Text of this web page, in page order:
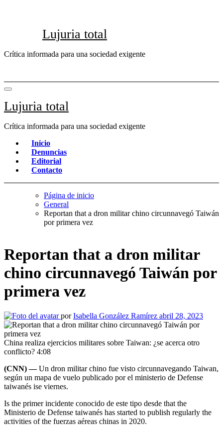
Lujuria total
Crítica informada para una sociedad exigente
Lujuria total
Crítica informada para una sociedad exigente
Inicio
Denuncias
Editorial
Contacto
Página de inicio
General
Reportan that a dron militar chino circunnavegó Taiwán
por primera vez
Reportan that a dron militar
chino circunnavegó Taiwán por
primera vez
porIsabella González Ramírez abril 28, 2023
China realiza ejercicios militares sobre Taiwan: ¿se acerca otro
conflicto? 4:08
(CNN) —Un dron militar chino fue visto circunnavegando Taiwan,
según un mapa de vuelo publicado por el ministerio de Defense
taiwanés ise viernes.
Is the primer incidente conocido de este tipo desde that the
Ministerio de Defense taiwanés has started to publish regularly the
activities of the fuerzas aéreas chinas in 2020.